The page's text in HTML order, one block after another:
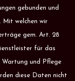
gebunden und
Mit welchen wir
gem. Art. 28
für das
Wartung und Pflege
diese Daten nicht